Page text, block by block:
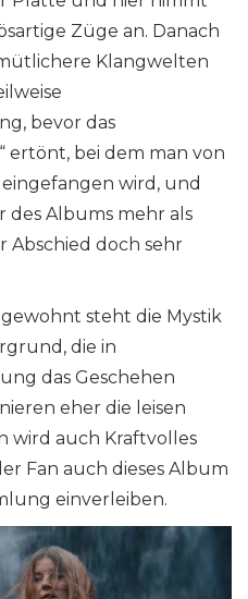
Züge an. Danach
Klangwelten
bevor das
ertönt, bei dem man von
wird, und
des Albums mehr als
Abschied doch sehr
steht die Mystik
die in
das Geschehen
eher die leisen
wird auch Kraftvolles
Fan auch dieses Album
einverleiben.